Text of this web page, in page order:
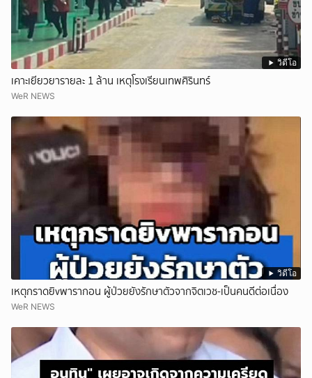
วิดีโอ
เคาะเยียวยารายละ 1 ล้าน เหตุโรงเรียนเทพศิรินทร์
WeR NEWS
วิดีโอ
เหตุกราดยิvพารากอน ผู้ป่วยยังรักษาตัวจากจิตเวช-เป็นคนดีต่อเนื่อง
WeR NEWS